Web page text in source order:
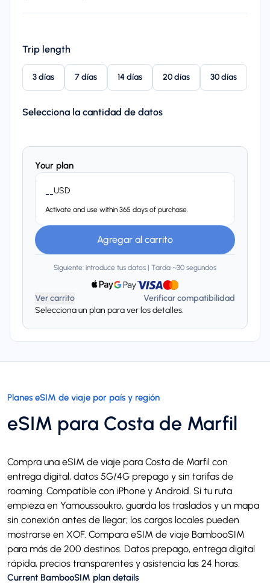
Trip length
3 días 7 días 14 días 20 días 30 días
Selecciona la cantidad de datos
Your plan
--USD
Activate and use within 365 days of purchase.
Agregar al carrito
Siguiente: introduce tus datos | Tarda ~30 segundos
Ver carrito
Verificar compatibilidad
Selecciona un plan para ver los detalles.
Planes eSIM de viaje por país y región
eSIM para Costa de Marfil
Compra una eSIM de viaje para Costa de Marfil con
entrega digital, datos 5G/4G prepago y sin tarifas de
roaming. Compatible con iPhone y Android. Si tu ruta
empieza en Yamoussoukro, guarda los traslados y un mapa
sin conexión antes de llegar; los cargos locales pueden
mostrarse en XOF. Compara eSIM de viaje BambooSIM
para más de 200 destinos. Datos prepago, entrega digital
rápida, precios transparentes y asistencia las 24 horas.
Current BambooSIM plan details